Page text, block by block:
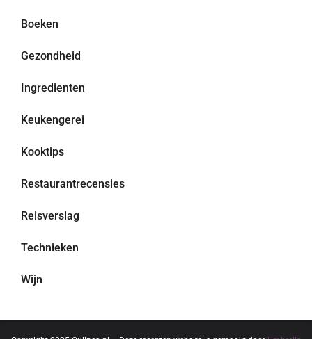
Boeken
Gezondheid
Ingredienten
Keukengerei
Kooktips
Restaurantrecensies
Reisverslag
Technieken
Wijn